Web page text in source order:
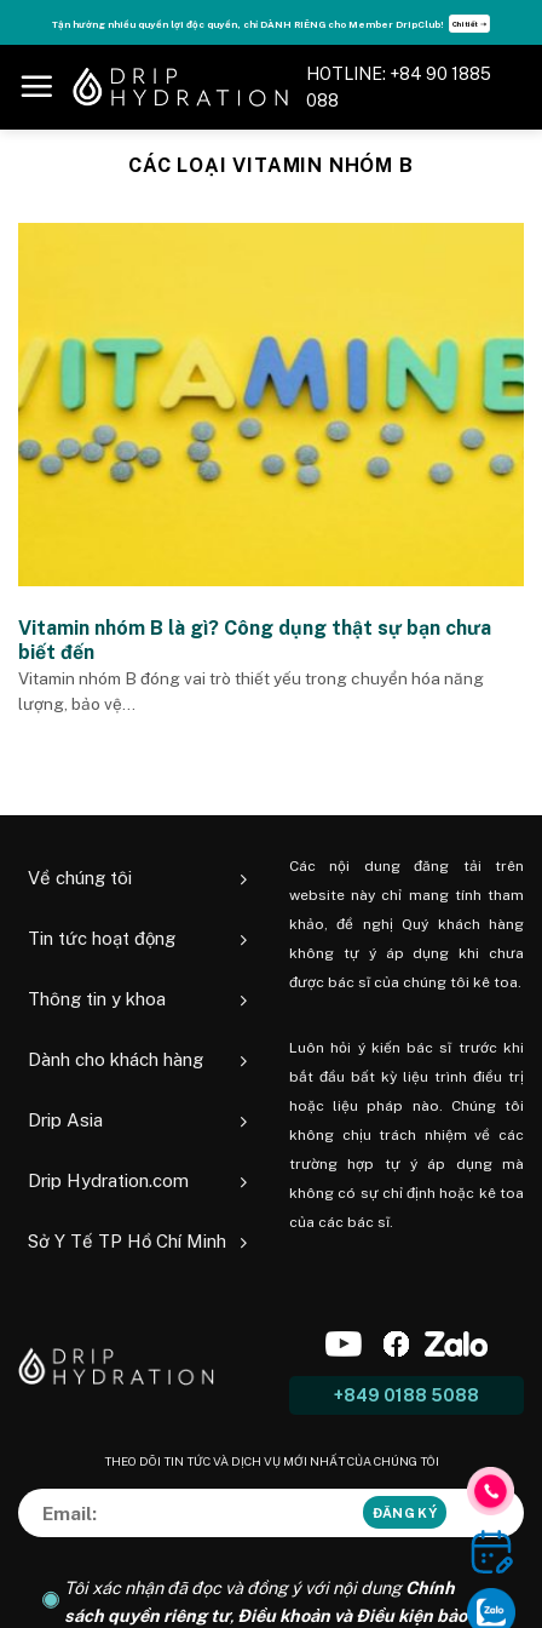
to
content
Tận hưởng nhiều quyền lợi độc quyền, chỉ DÀNH RIÊNG cho Member DripClub! Chi tiết ➝
HOTLINE: +84 90 1885
088
CÁC LOẠI VITAMIN NHÓM B
Vitamin nhóm B là gì? Công dụng thật sự bạn chưa
biết đến
Vitamin nhóm B đóng vai trò thiết yếu trong chuyển hóa năng
lượng, bảo vệ...
Về chúng tôi
Tin tức hoạt động
Thông tin y khoa
Dành cho khách hàng
Drip Asia
Drip Hydration.com
Sở Y Tế TP Hồ Chí Minh
Các nội dung đăng tải trên
website này chỉ mang tính tham
khảo, đề nghị Quý khách hàng
không tự ý áp dụng khi chưa
được bác sĩ của chúng tôi kê toa.
Luôn hỏi ý kiến ​​bác sĩ trước khi
bắt đầu bất kỳ liệu trình điều trị
hoặc liệu pháp nào. Chúng tôi
không chịu trách nhiệm về các
trường hợp tự ý áp dụng mà
không có sự chỉ định hoặc kê toa
của các bác sĩ.
+849 0188 5088
THEO DÕI TIN TỨC VÀ DỊCH VỤ MỚI NHẤT CỦA CHÚNG TÔI
Tôi xác nhận đã đọc và đồng ý với nội dungChính
sách quyền riêng tư, Điều khoản và Điều kiện bảo